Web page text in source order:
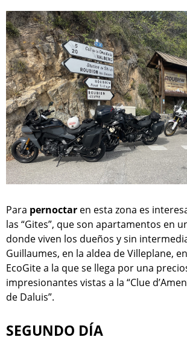
Para pernoctar en esta zona es
las “Gites”, que son apartamentos en
donde viven los dueños y sin
Guillaumes, en la aldea de Villeplane,
EcoGite a la que se llega por una
impresionantes vistas a la “Clue
de Daluis”.
SEGUNDO DÍA